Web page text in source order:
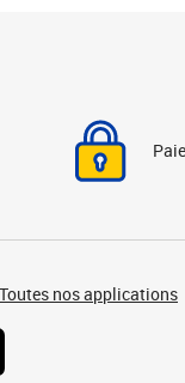
Toutes nos applications